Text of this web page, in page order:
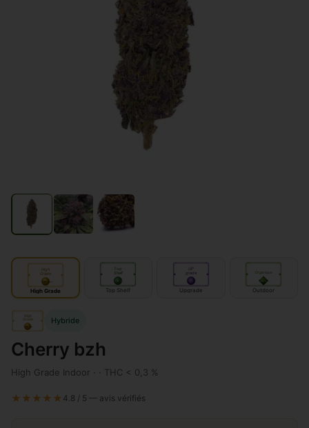
High
Grade
IN
High Grade
Top
Shelf
Top Shelf
grade
Upgrade
Organique
door
Outdoor
High
Grade
IN
Hybride
Cherry bzh
High Grade Indoor · · THC < 0,3 %
★★★★★ 4.8 / 5 — avis vérifiés